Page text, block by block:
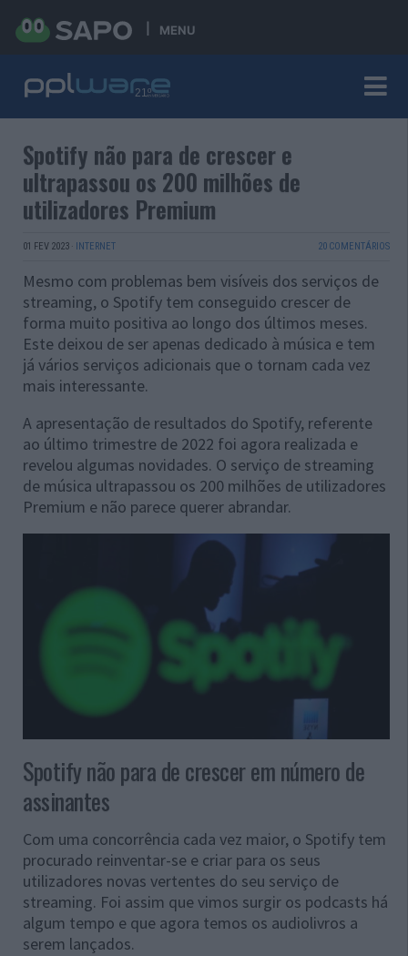
MENU
Spotify não para de crescer e
ultrapassou os 200 milhões de
utilizadores Premium
01 FEV 2023 · INTERNET 20 COMENTÁRIOS
Mesmo com problemas bem visíveis dos serviços de
streaming, o Spotify tem conseguido crescer de
forma muito positiva ao longo dos últimos meses.
Este deixou de ser apenas dedicado à música e tem
já vários serviços adicionais que o tornam cada vez
mais interessante.
A apresentação de resultados do Spotify, referente
ao último trimestre de 2022 foi agora realizada e
revelou algumas novidades. O serviço de streaming
de música ultrapassou os 200 milhões de utilizadores
Premium e não parece querer abrandar.
Spotify não para de crescer em número de
assinantes
Com uma concorrência cada vez maior, o Spotify tem
procurado reinventar-se e criar para os seus
utilizadores novas vertentes do seu serviço de
streaming. Foi assim que vimos surgir os podcasts há
algum tempo e que agora temos os audiolivros a
serem lançados.